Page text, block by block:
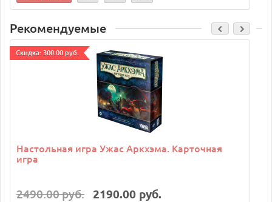
Рекомендуемые
Cкидка: 300.00 руб.
Настольная игра Ужас Аркхэма. Карточная
игра
2490.00 руб. 2190.00 руб.